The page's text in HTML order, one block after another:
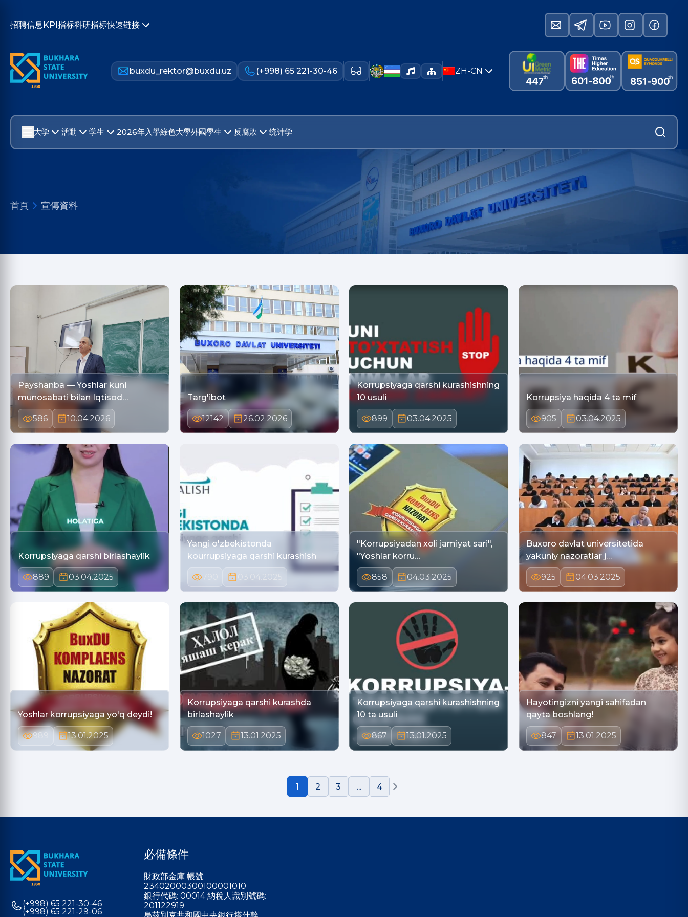
招聘信息KPI指标科研指标快速链接
buxdu_rektor@buxdu.uz (+998) 65 221-30-46 ZH-CN
大学 活動 学生 2026年入學綠色大學外國學生 反腐敗 统计学
首頁 宣傳資料
Payshanba — Yoshlar kuni
munosabati bilan Iqtisod…
586 10.04.2026
Targ'ibot
12142 26.02.2026
Korrupsiyaga qarshi kurashishning
10 usuli
899 03.04.2025
Korrupsiya haqida 4 ta mif
905 03.04.2025
Korrupsiyaga qarshi birlashaylik
889 03.04.2025
Yangi o'zbekistonda
kourrupsiyaga qarshi kurashish
03.04.2025
"Korrupsiyadan xoli jamiyat sari",
"Yoshlar korru…
858 04.03.2025
Buxoro davlat universitetida
yakuniy nazoratlar j…
925 04.03.2025
Yoshlar korrupsiyaga yo'q deydi!
989 13.01.2025
Korrupsiyaga qarshi kurashda
birlashaylik
1027 13.01.2025
Korrupsiyaga qarshi kurashishning
10 ta usuli
867 13.01.2025
Hayotingizni yangi sahifadan
qayta boshlang!
847 13.01.2025
1 2 3 ... 4
(+998) 65 221-30-46
(+998) 65 221-29-06
必備條件
財政部金庫 帳號:
23402000300100001010
銀行代碼: 00014 納稅人識別號碼:
201122919